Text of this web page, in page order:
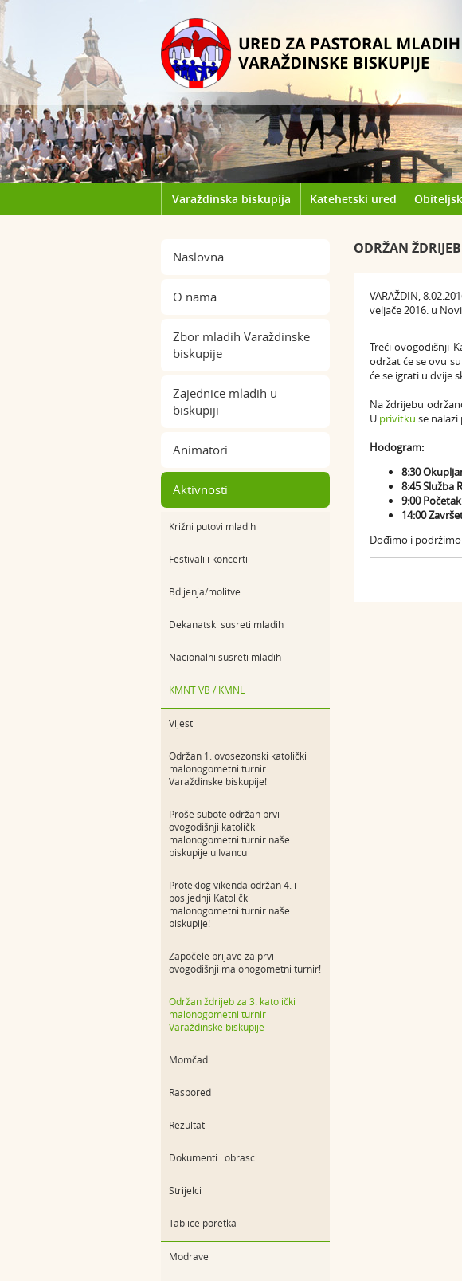
Varaždinska biskupija Katehetski ured
Naslovna
O nama
Zbor mladih Varaždinske
biskupije
Zajednice mladih u
biskupiji
Animatori
Aktivnosti
Križni putovi mladih
Festivali i koncerti
Bdijenja/molitve
Dekanatski susreti mladih
Nacionalni susreti mladih
KMNT VB / KMNL
Vijesti
Održan 1. ovosezonski katolički
malonogometni turnir
Varaždinske biskupije!
Proše subote održan prvi
ovogodišnji katolički
malonogometni turnir naše
biskupije u Ivancu
Proteklog vikenda održan 4. i
posljednji Katolički
malonogometni turnir naše
biskupije!
Započele prijave za prvi
ovogodišnji malonogometni turnir!
Održan ždrijeb za 3. katolički
malonogometni turnir
Varaždinske biskupije
Momčadi
Raspored
Rezultati
Dokumenti i obrasci
Strijelci
Tablice poretka
Modrave
ODRŽAN
VARAŽDIN,
veljače 2016. u
Treći ovogodišnji
održat će se ovu
će se igrati u dvije
Na ždrijebu
U privitku se
Hodogram:
8:30
8:45
9:00
14:00
Dođimo i